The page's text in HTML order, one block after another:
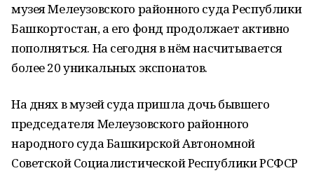
музея Мелеузовского районного суда Республики
Башкортостан, а его фонд продолжает активно
пополняться. На сегодня в нём насчитывается
более 20 уникальных экспонатов.
На днях в музей суда пришла дочь бывшего
председателя Мелеузовского районного
народного суда Башкирской Автономной
Советской Социалистической Республики РСФСР